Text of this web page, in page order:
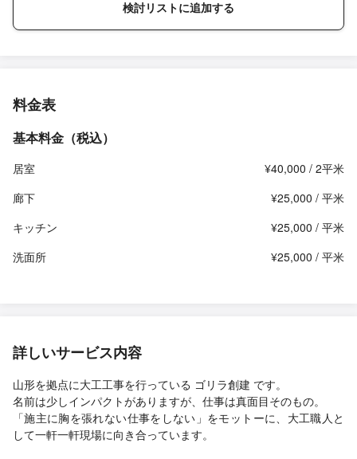
検討リストに追加する
料金表
基本料金（税込）
居室
¥40,000 / 2平米
廊下
¥25,000 / 平米
キッチン
¥25,000 / 平米
洗面所
¥25,000 / 平米
詳しいサービス内容
山形を拠点に大工工事を行っている ゴリラ創建 です。
名前は少しインパクトがありますが、仕事は真面目そのもの。
「施主に胸を張れない仕事をしない」をモットーに、大工職人と
して一軒一軒現場に向き合っています。